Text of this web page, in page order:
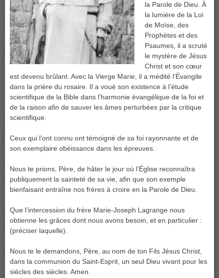
la Parole de Dieu. À
la lumière de la Loi
de Moïse, des
Prophètes et des
Psaumes, il a scruté
le mystère de Jésus
Christ et son cœur
est devenu brûlant. Avec la Vierge Marie, il a médité l’Évangile
dans la prière du rosaire. Il a voué son existence à l’étude
scientifique de la Bible dans l’harmonie évangélique de la foi et
de la raison afin de sauver les âmes perturbées par la critique
scientifique.
Ceux qui l’ont connu ont témoigné de sa foi rayonnante et de
son exemplaire obéissance dans les épreuves.
Nous te prions, Père, de hâter le jour où l’Église reconnaîtra
publiquement la sainteté de sa vie, afin que son exemple
bienfaisant entraîne nos frères à croire en la Parole de Dieu.
Que l’intercession du frère Marie-Joseph Lagrange nous
obtienne les grâces dont nous avons besoin, et en particulier :
(préciser laquelle).
Nous te le demandons, Père, au nom de ton Fils Jésus Christ,
dans la communion du Saint-Esprit, un seul Dieu vivant pour les
siècles des siècles. Amen.